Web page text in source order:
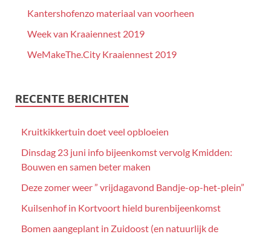
Kantershofenzo materiaal van voorheen
Week van Kraaiennest 2019
WeMakeThe.City Kraaiennest 2019
RECENTE BERICHTEN
Kruitkikkertuin doet veel opbloeien
Dinsdag 23 juni info bijeenkomst vervolg Kmidden:
Bouwen en samen beter maken
Deze zomer weer ” vrijdagavond Bandje-op-het-plein”
Kuilsenhof in Kortvoort hield burenbijeenkomst
Bomen aangeplant in Zuidoost (en natuurlijk de